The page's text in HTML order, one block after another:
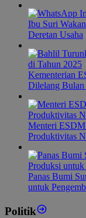
Ibu Suri
Deretan Usaha
Kementerian
Dilelang Bulan
Menteri
Produktivitas
Panas Bumi
untuk
Politik